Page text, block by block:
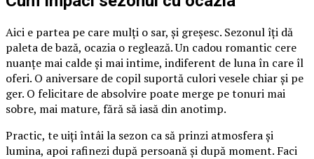
Aici e partea pe care mulți o sar, și greșesc. Sezonul îți dă
paleta de bază, ocazia o reglează. Un cadou romantic cere
nuanțe mai calde și mai intime, indiferent de luna în care îl
oferi. O aniversare de copil suportă culori vesele chiar și pe
ger. O felicitare de absolvire poate merge pe tonuri mai
sobre, mai mature, fără să iasă din anotimp.
Practic, te uiți întâi la sezon ca să prinzi atmosfera și
lumina, apoi rafinezi după persoană și după moment. Faci